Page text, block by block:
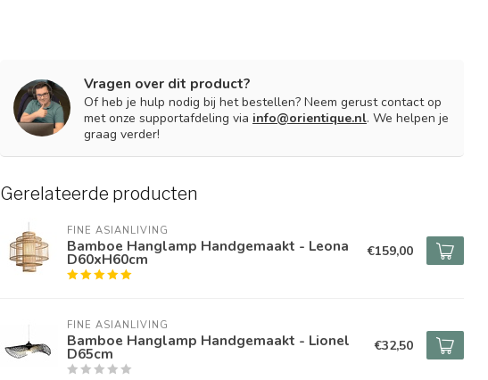
Vragen over dit product?
Of heb je hulp nodig bij het bestellen? Neem gerust contact op
met onze supportafdeling via info@orientique.nl. We helpen je
graag verder!
Gerelateerde producten
FINE ASIANLIVING
Bamboe Hanglamp Handgemaakt - Leona
D60xH60cm €159,00
FINE ASIANLIVING
Bamboe Hanglamp Handgemaakt - Lionel
D65cm €32,50